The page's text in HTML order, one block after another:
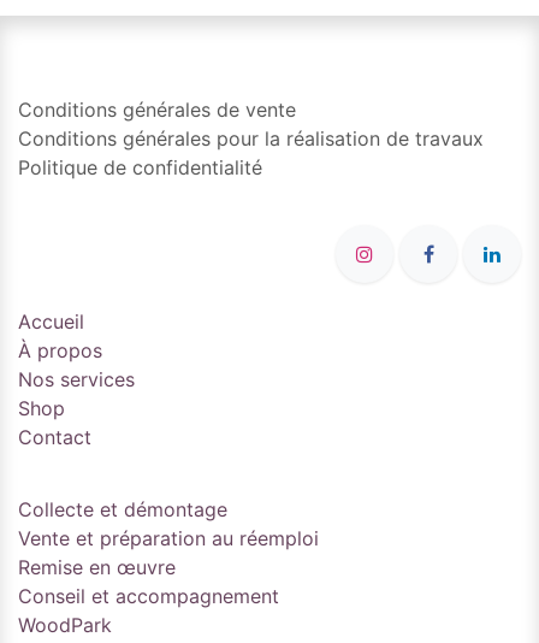
Conditions générales de vente
Conditions générales pour la réalisation de travaux
Politique de confidentialité
Accueil
À propos
Nos services
Shop
Contact
Collecte et démontage
Vente et préparation au réemploi
Remise en œuvre
Conseil et accompagnement
WoodPark